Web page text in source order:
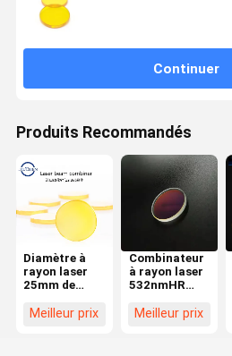
Continuer
Produits Recommandés
Diamètre à
rayon laser
25mm de
combinateur
Meilleur prix
Combinateur
à rayon laser
532nmHR
CO2 optique
Meilleur prix